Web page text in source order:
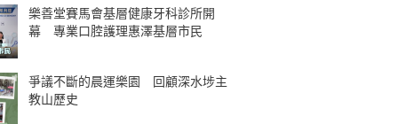
樂善堂賽馬會基層健康牙科診所開
幕 專業口腔護理惠澤基層市民
爭議不斷的晨運樂園 回顧深水埗主
教山歷史